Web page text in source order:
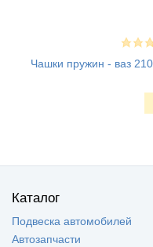
Чашки пружин - ваз
Каталог
Подвеска автомобилей
Автозапчасти